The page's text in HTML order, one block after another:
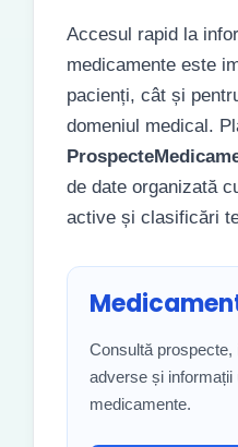
Accesul rapid la
medicamente este
pacienți, cât și
domeniul medical.
de date organizată
active și clasificări
Consultă prospecte,
adverse și
medicamente.